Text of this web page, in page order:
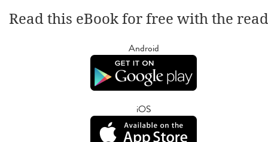
Read this eBook for free with the
Android
iOS